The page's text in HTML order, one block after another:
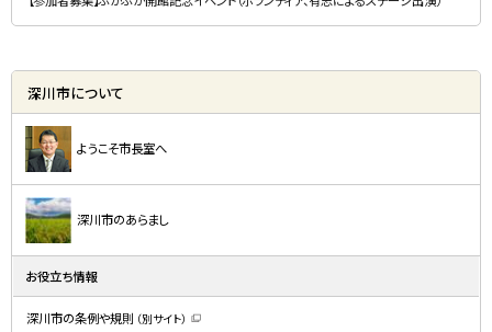
深川市について
ようこそ市長室へ
深川市のあらまし
お役立ち情報
深川市の条例や規則 （別サイト）